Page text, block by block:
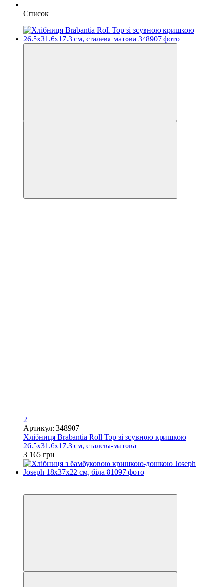
Список
2
Артикул: 348907
Хлібниця Brabantia Roll Top зі зсувною кришкою
26.5x31.6x17.3 см, сталева-матова
3 165 грн